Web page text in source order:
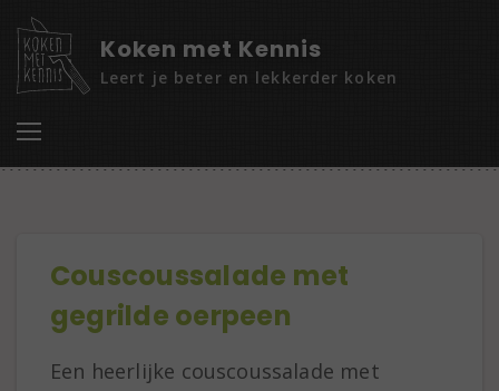
Koken met Kennis
Leert je beter en lekkerder koken
Couscoussalade met
gegrilde oerpeen
Een heerlijke couscoussalade met